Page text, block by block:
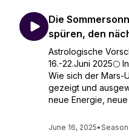
Die
spüren, den
Astrologische
16.-22.Juni 2025🌕
Wie sich der Mars-
gezeigt und
neue Energie,
June 16, 2025•Season